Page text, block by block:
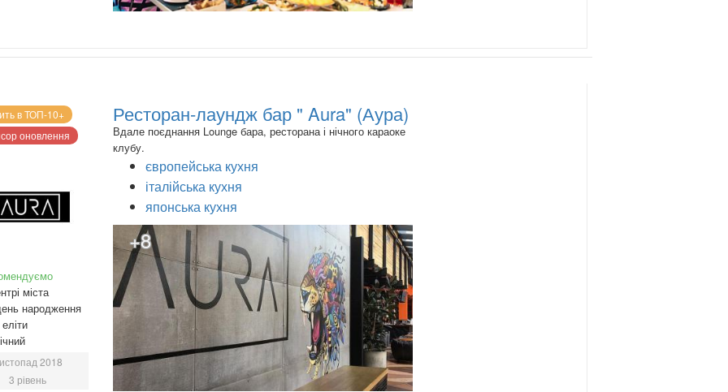
в ТОП-10+
оновлення
міста
народження
2018
3 рівень
Ресторан-лаундж бар " Aura" (Аура)
Вдале поєднання Lounge бара, ресторана і нічного караоке
клубу.
європейська кухня
італійська кухня
японська кухня
+8